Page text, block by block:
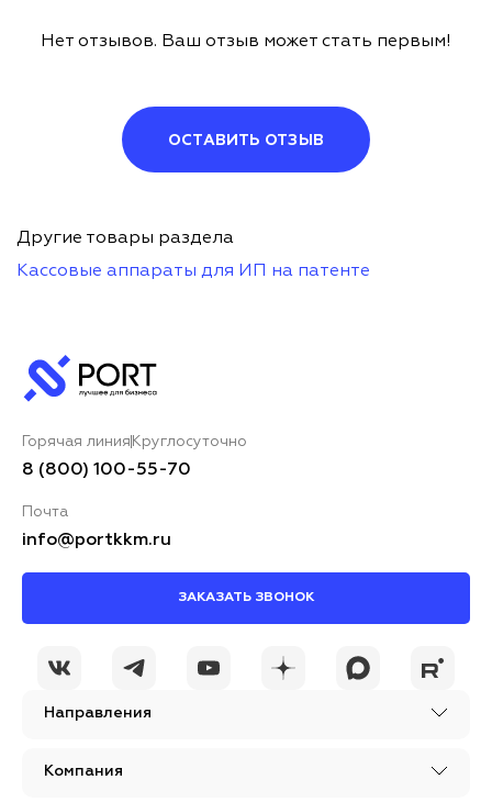
Нет отзывов. Ваш отзыв может стать первым!
ОСТАВИТЬ ОТЗЫВ
Другие товары раздела
Кассовые аппараты для ИП на патенте
Направления
Компания
Горячая линия Круглосуточно
8 (800) 100-55-70
Почта
info@portkkm.ru
ЗАКАЗАТЬ ЗВОНОК